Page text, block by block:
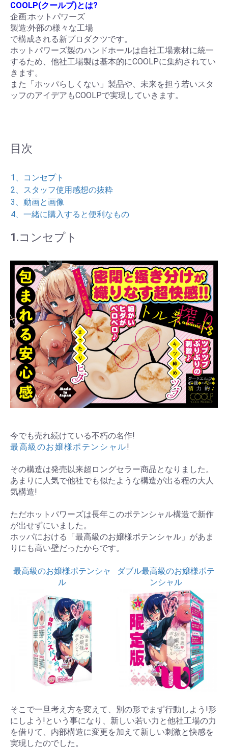
COOLP(クールプ)とは?
企画:ホットパワーズ
製造:外部の様々な工場
で構成される新プロダクツです。
ホットパワーズ製のハンドホールは自社工場素材に統一
するため、他社工場製は基本的にCOOLPに集約されてい
きます。
また「ホッパらしくない」製品や、未来を担う若いスタ
ッフのアイデアもCOOLPで実現していきます。
目次
1、コンセプト
2、スタッフ使用感想の抜粋
3、動画と画像
4、一緒に購入すると便利なもの
1.コンセプト
今でも売れ続けている不朽の名作!
最高級のお嬢様ポテンシャル!
その構造は発売以来超ロングセラー商品となりました。
あまりに人気で他社でも似たような構造が出る程の大人
気構造!
ただホットパワーズは長年このポテンシャル構造で新作
が出せずにいました。
ホッパにおける「最高級のお嬢様ポテンシャル」があま
りにも高い壁だったからです。
最高級のお嬢様ポテンシャ
ル
ダブル最高級のお嬢様ポテ
ンシャル
そこで一旦考え方を変えて、別の形でまず行動しよう!形
にしよう!という事になり、新しい若い力と他社工場の力
を借りて、内部構造に変更を加えて新しい刺激と快感を
実現したのでした。